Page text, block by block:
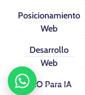
Posicionamiento
Web
Desarrollo
Web
SEO Para IA